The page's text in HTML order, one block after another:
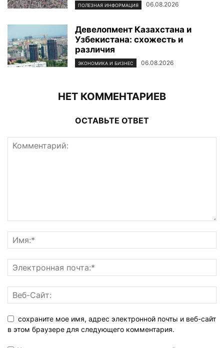
ПОЛЕЗНАЯ ИНФОРМАЦИЯ 06.08.2026
Девелопмент Казахстана и
Узбекистана: схожесть и
различия
ЭКОНОМИКА И БИЗНЕС 06.08.2026
НЕТ КОММЕНТАРИЕВ
ОСТАВЬТЕ ОТВЕТ
сохраните мое имя, адрес электронной почты и веб-сайт
в этом браузере для следующего комментария.